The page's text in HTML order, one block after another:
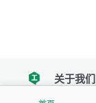
tencent关于我们